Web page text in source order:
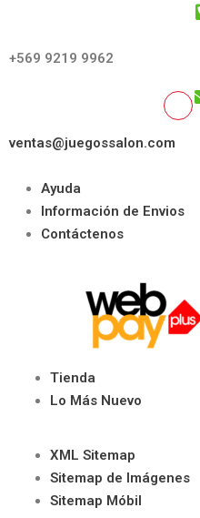
+569 9219 9962
ventas@juegossalon.com
Ayuda
Información de Envios
Contáctenos
Tienda
Lo Más Nuevo
XML Sitemap
Sitemap de Imágenes
Sitemap Móbil